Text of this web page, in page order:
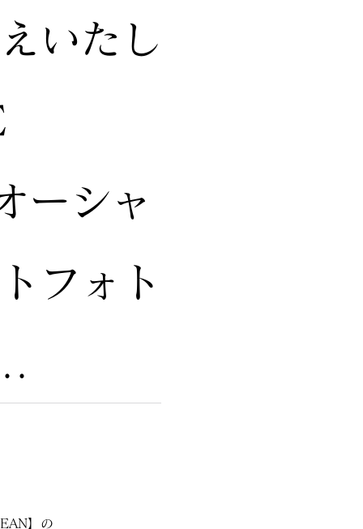
いたし
ーシャ
フォト
】の